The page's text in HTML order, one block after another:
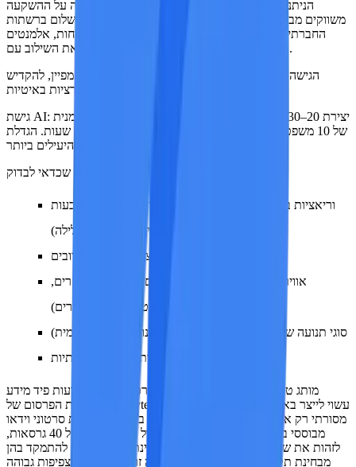
התשואה על ההשקעה (ROI) הניתנת לכימות הגבוהה ביותר עבור
משווקים מבוססי ביצועים. המנוף הגדול ביותר בפרסום בתשלום ברשתות
החברתיות הוא המשתנה היצירתי – בדיקת מספר פתיחות, אלמנטים
ויזואליים וזוויות כדי לזהות את השילוב עם CPA הנמוך ביותר.
הגישה המסורתית:
ליצור 2–3 גרסאות מודעות לכל קמפיין, להקדיש
גישת AI:
של 10 משפטי פתיחה שונים. זיהוי השילוב המנצח בתוך 48 שעות. הגדלת
וריאציות בפריימים הפותחים (0.5 השניות הראשונות קובעות
אם המשתמשים יעצרו את הגלילה)
זוויות מוצר ותרחישים מרובים
אווירות תאורה שונות (גוונים חמים לעומת גוונים קרים,
דרמטיים לעומת בהירים)
סוגי תנועה שונים (חשיפה איטית לעומת תנועת מצלמה דינמית)
וריאציות בסצנות חגיגיות ותרבותיות
מותג טיפוח העור המשווק ישירות לצרכן ומפרסם מודעות פיד מידע
בפלטפורמת הפרסום של ByteDance וב-Xiaohongshu עשוי לייצר באופן
מסורתי רק ארבע גרסאות מודעות בחודש. באמצעות יצירת סרטוני וידאו
מבוססי בינה מלאכותית, אותו צוות יכול כעת ליצור מעל 40 גרסאות,
לזהות את שלוש הגרסאות המובילות מבחינת ביצועים, ואז להתמקד בהן
מבחינת תקציב. מותגים המאמצים גישה זו של בדיקות בצפיפות גבוהה